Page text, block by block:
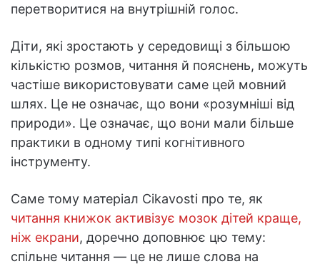
перетворитися на внутрішній голос.
Діти, які зростають у середовищі з більшою
кількістю розмов, читання й пояснень, можуть
частіше використовувати саме цей мовний
шлях. Це не означає, що вони «розумніші від
природи». Це означає, що вони мали більше
практики в одному типі когнітивного
інструменту.
Саме тому матеріал Cikavosti про те, як
читання книжок активізує мозок дітей краще,
ніж екрани, доречно доповнює цю тему:
спільне читання — це не лише слова на